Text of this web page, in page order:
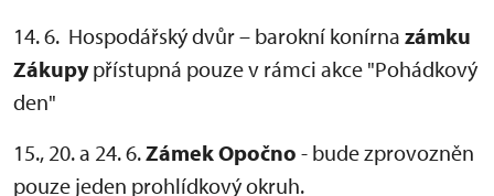
14. 6. Hospodářský dvůr – barokní konírna zámku
Zákupypřístupná pouze v rámci akce "Pohádkový
den"
15., 20. a 24. 6.Zámek Opočno - bude zprovozněn
pouze jeden prohlídkový okruh.